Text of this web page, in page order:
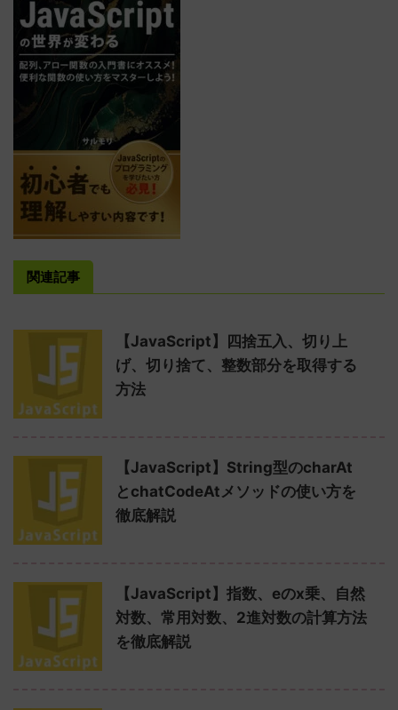
関連記事
【JavaScript】四捨五入、切り上
げ、切り捨て、整数部分を取得する
方法
【JavaScript】String型のcharAt
とchatCodeAtメソッドの使い方を
徹底解説
【JavaScript】指数、eのx乗、自然
対数、常用対数、2進対数の計算方法
を徹底解説